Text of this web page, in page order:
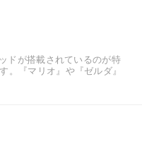
ドが搭載されているのが特
。『マリオ』や『ゼルダ』